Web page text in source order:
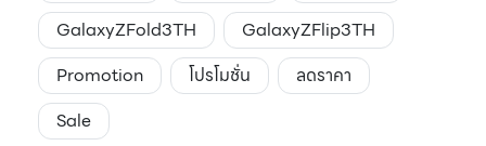
GalaxyZFold3TH
GalaxyZFlip3TH
Promotion
โปรโมชั่น
ลดราคา
Sale